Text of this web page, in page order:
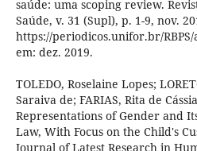
saúde: uma scoping review.
Saúde, v. 31 (Supl), p. 1-9, nov.
https://periodicos.unifor.br/
em: dez. 2019.
TOLEDO, Roselaine Lopes;
Saraiva de; FARIAS, Rita de
Representations of Gender and
Law, With Focus on the Child's
Journal of Latest Research in